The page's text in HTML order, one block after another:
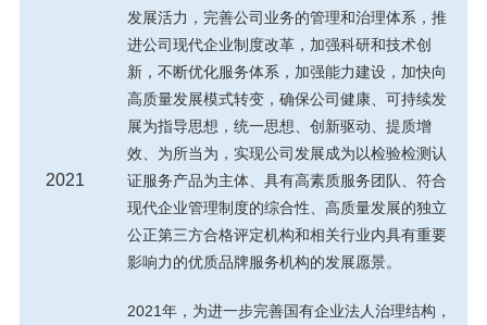
2021
发展活力，完善公司业务的管理和治理体系，推
进公司现代企业制度改革，加强科研和技术创
新，不断优化服务体系，加强能力建设，加快向
高质量发展模式转变，确保公司健康、可持续发
展为指导思想，统一思想、创新驱动、提质增
效、为所当为，实现公司发展成为以检验检测认
证服务产品为主体、具有高素质服务团队、符合
现代企业管理制度的综合性、高质量发展的独立
公正第三方合格评定机构和相关行业内具有重要
影响力的优质品牌服务机构的发展愿景。
2021年，为进一步完善国有企业法人治理结构，